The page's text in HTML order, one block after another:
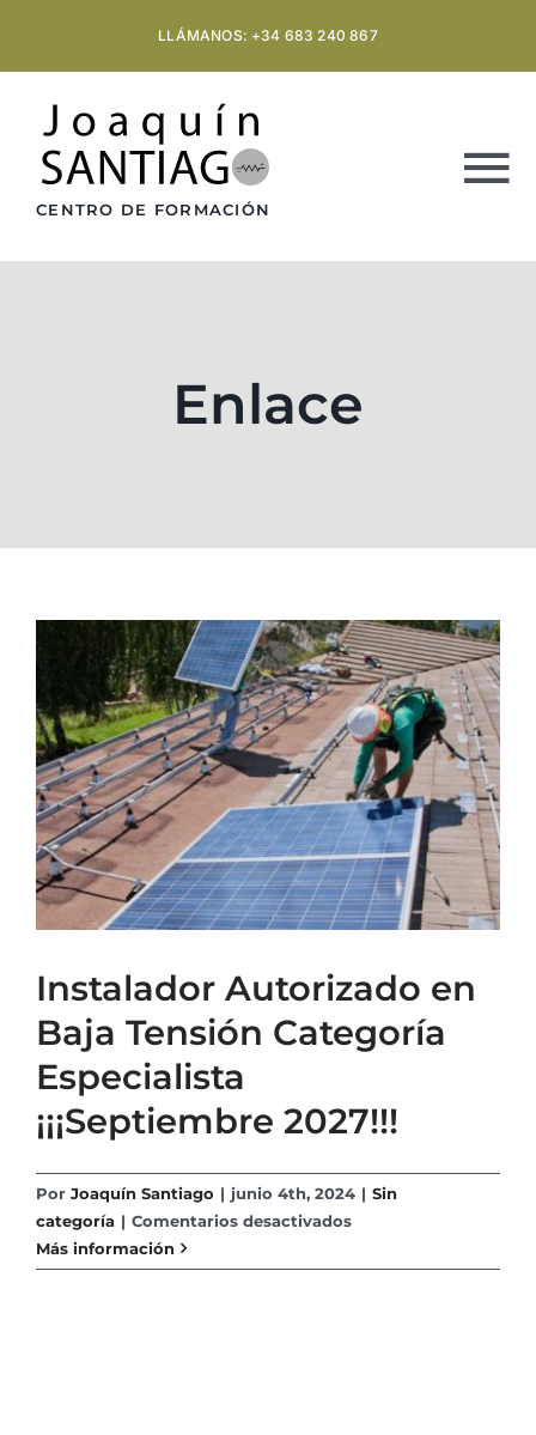
LLÁMANOS: +34 683 240 867
CENTRO DE FORMACIÓN
Enlace
Instalador Autorizado en
Baja Tensión Categoría
Especialista
¡¡¡Septiembre 2027!!!
Por Joaquín Santiago | junio 4th, 2024 | Sin
categoría | Comentarios desactivadosen
Autorizado
Más información